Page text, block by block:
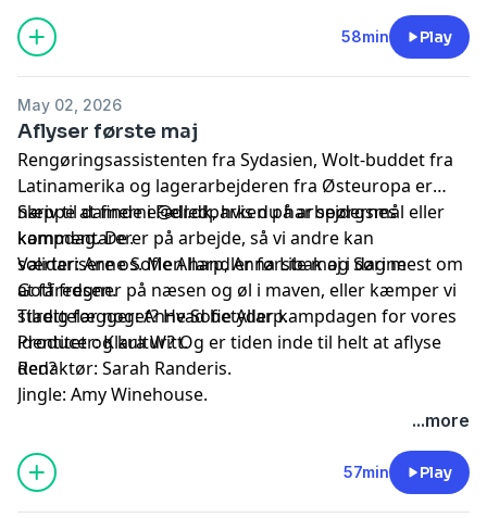
58min Play
May 02, 2026
Aflyser første maj
Rengøringsassistenten fra Sydasien, Wolt-buddet fra
Latinamerika og lagerarbejderen fra Østeuropa er
næppe at finde i Fælledparken på arbejdernes
kampdag. De er på arbejde, så vi andre kan
solidarisere os. Men handler første maj i dag mest om
at få fregner på næsen og øl i maven, eller kæmper vi
stadig for noget? Hvad betyder kampdagen for vores
identitet og kultur? Og er tiden inde til helt at aflyse
den?
Skriv tildamerne@dr.dk, hvis du har spørgsmål eller
kommentarer.
Værter: Anne Sofie Allarp, Anna Libak og Sørine
Gotfredsen.
Tilrettelægger: Anne Sofie Allarp.
Producer: Klara Witt.
Redaktør: Sarah Randeris.
Jingle: Amy Winehouse.
...more
57min Play